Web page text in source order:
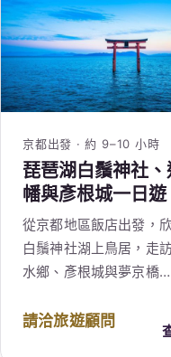
京都出發 · 約 9–10 小時
琵琶湖白鬚神社
幡與彥根城一日遊
從京都地區飯店出發，
白鬚神社湖上鳥居，走
水鄉、彥根城與夢京橋…
請洽旅遊顧問